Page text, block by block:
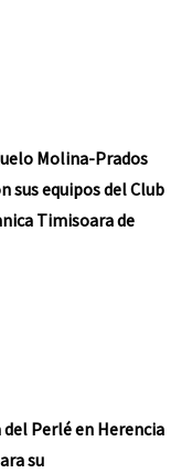
Molina-Prados
sus equipos del Club
Timisoara de
Perlé en Herencia
su